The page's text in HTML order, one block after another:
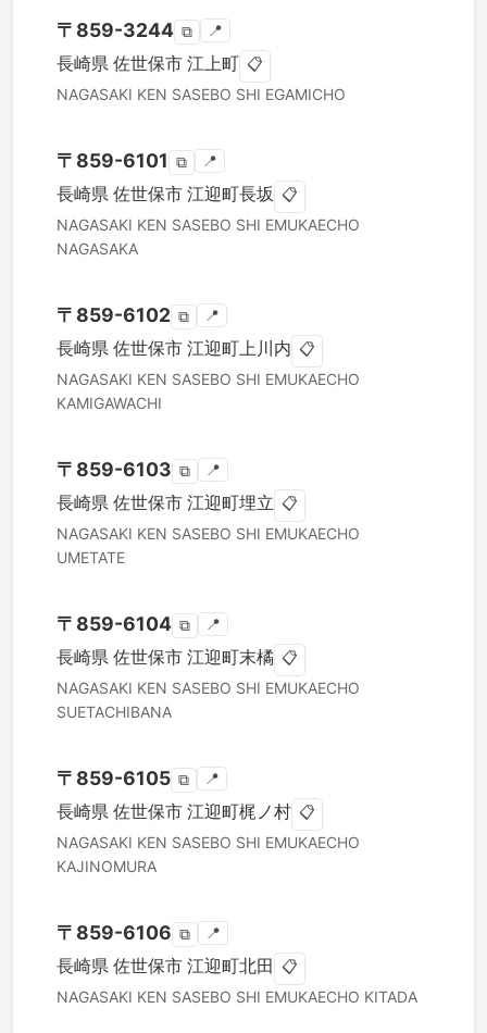
〒 859-3244 ⧉ 📍
長崎県 佐世保市 江上町 📋
NAGASAKI KEN SASEBO SHI EGAMICHO
〒 859-6101 ⧉ 📍
長崎県 佐世保市 江迎町長坂 📋
NAGASAKI KEN SASEBO SHI EMUKAECHO
NAGASAKA
〒 859-6102 ⧉ 📍
長崎県 佐世保市 江迎町上川内 📋
NAGASAKI KEN SASEBO SHI EMUKAECHO
KAMIGAWACHI
〒 859-6103 ⧉ 📍
長崎県 佐世保市 江迎町埋立 📋
NAGASAKI KEN SASEBO SHI EMUKAECHO
UMETATE
〒 859-6104 ⧉ 📍
長崎県 佐世保市 江迎町末橘 📋
NAGASAKI KEN SASEBO SHI EMUKAECHO
SUETACHIBANA
〒 859-6105 ⧉ 📍
長崎県 佐世保市 江迎町梶ノ村 📋
NAGASAKI KEN SASEBO SHI EMUKAECHO
KAJINOMURA
〒 859-6106 ⧉ 📍
長崎県 佐世保市 江迎町北田 📋
NAGASAKI KEN SASEBO SHI EMUKAECHO KITADA